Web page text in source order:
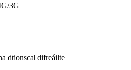
3G
dtionscal difreáilte